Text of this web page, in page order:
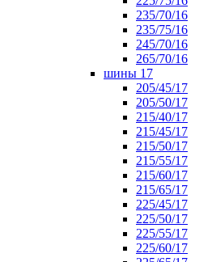
235/70/16
235/75/16
245/70/16
265/70/16
шины 17
205/45/17
205/50/17
215/40/17
215/45/17
215/50/17
215/55/17
215/60/17
215/65/17
225/45/17
225/50/17
225/55/17
225/60/17